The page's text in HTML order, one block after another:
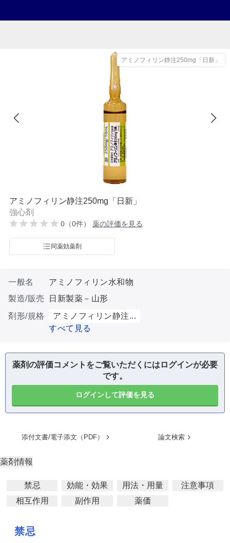
アミノフィリン静注250mg「日新」
アミノフィリン静注250mg「日新」
強心剤
0（0件） 薬の評価を見る
同薬効薬剤
一般名
アミノフィリン水和物
製造/販売
日新製薬－山形
剤形/規格
アミノフィリン静注...
すべて見る
薬剤の評価コメントをご覧いただくにはログインが必要
です。
ログインして評価を見る
添付文書/電子添文（PDF） 論文検索
薬剤情報
禁忌 効能・効果 用法・用量
注意事項
相互作用
副作用 薬価
禁忌